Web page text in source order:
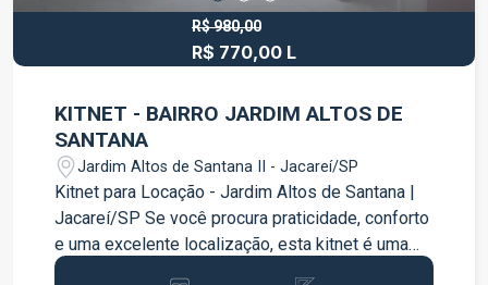
R$ 980,00
R$ 770,00 L
KITNET - BAIRRO JARDIM ALTOS DE
SANTANA
Jardim Altos de Santana II - Jacareí/SP
Kitnet para Locação - Jardim Altos de Santana |
Jacareí/SP Se você procura praticidade, conforto
e uma excelente localização, esta kitnet é uma
ótima opção para o seu dia a dia. Localizada no